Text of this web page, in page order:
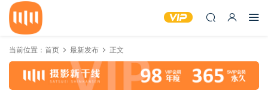
当前位置： 首页 最新发布 正文